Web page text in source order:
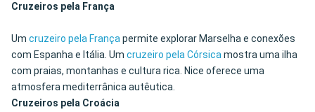
Cruzeiros pela França
Um cruzeiro pela Françapermite explorar Marselha e conexões
com Espanha e Itália. Um cruzeiro pela Córsicamostra uma ilha
com praias, montanhas e cultura rica. Nice oferece uma
atmosfera mediterrânica autêutica.
Cruzeiros pela Croácia